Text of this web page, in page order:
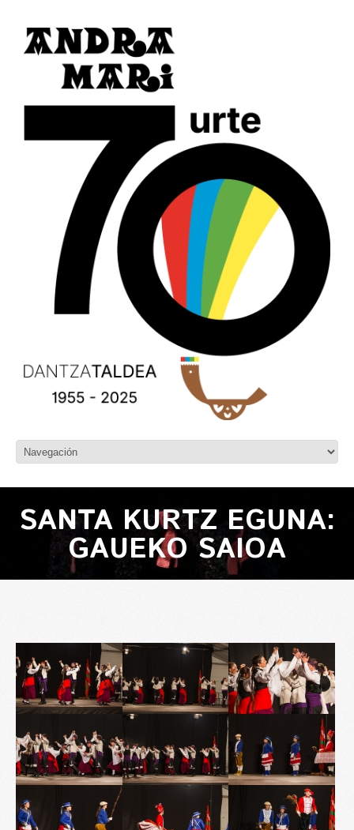
SANTA KURTZ EGUNA:
GAUEKO SAIOA